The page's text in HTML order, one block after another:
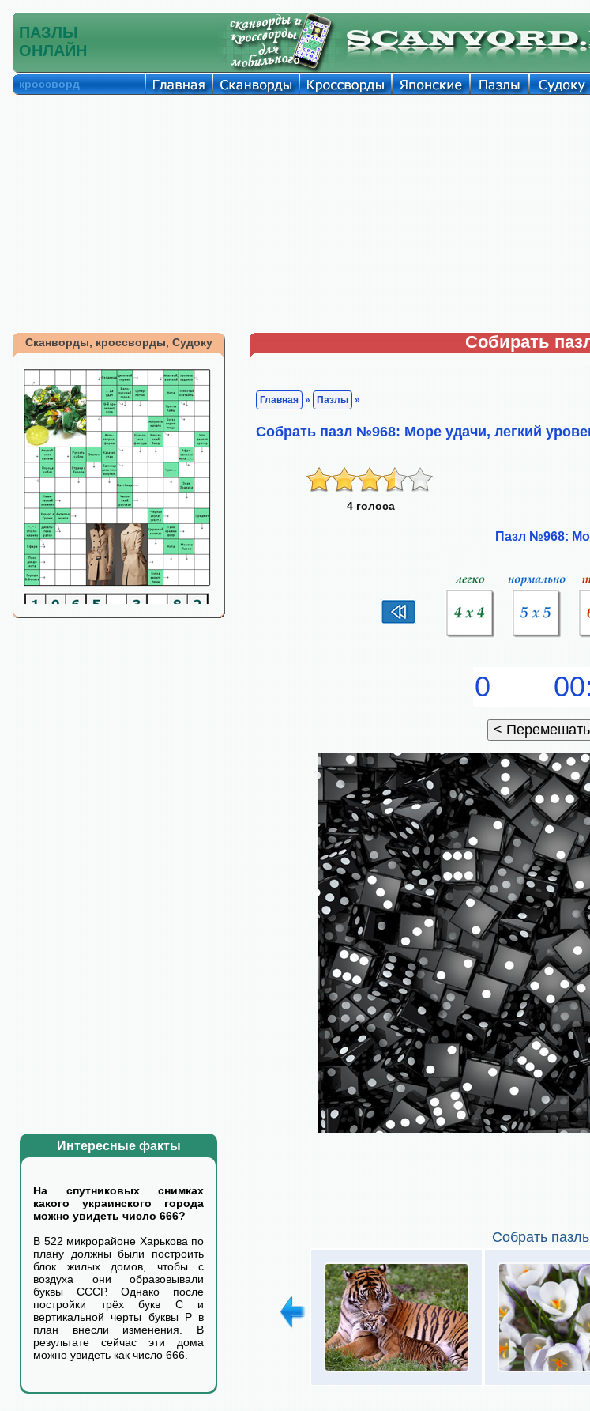
ПАЗЛЫ
ОНЛАЙН
кроссворд
Сканворды, кроссворды, Судоку
Интересные факты
На спутниковых снимках
какого украинского города
можно увидеть число 666?
В 522 микрорайоне Харькова по
плану должны были построить
блок жилых домов, чтобы с
воздуха они образовывали
буквы СССР. Однако после
постройки трёх букв С и
вертикальной черты буквы Р в
план внесли изменения. В
результате сейчас эти дома
можно увидеть как число 666.
Собирать
Главная » Пазлы »
Собрать пазл №968: Море удачи, легкий
4 голоса
Пазл №968:
Собрать